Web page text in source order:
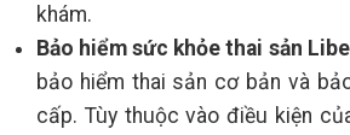
khám.
Bảo hiểm sức khỏe thai sản
bảo hiểm thai sản cơ bản và
cấp. Tùy thuộc vào điều kiện